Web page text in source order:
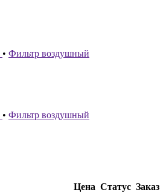
• Фильтр воздушный
• Фильтр воздушный
Цена Статус Заказ